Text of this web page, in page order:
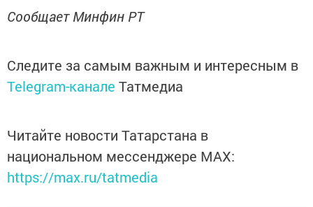
Сообщает Минфин РТ
Следите за самым важным и интересным в
Telegram-канале Татмедиа
Читайте новости Татарстана в
национальном мессенджере MАХ:
https://max.ru/tatmedia